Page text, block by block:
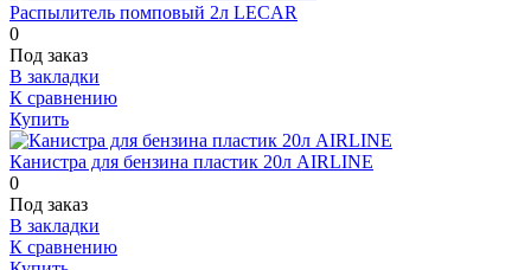
Распылитель помповый 2л LECAR
0
Под заказ
В закладки
К сравнению
Купить
Канистра для бензина пластик 20л AIRLINE
0
Под заказ
В закладки
К сравнению